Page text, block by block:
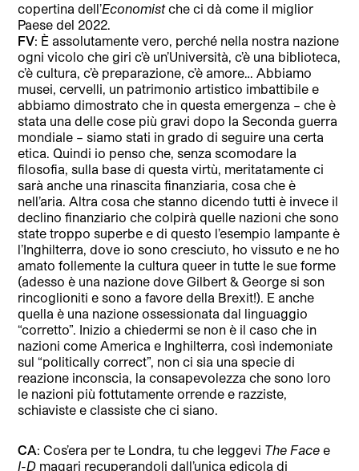
copertina dell’Economistche ci dà come il miglior
Paese del 2022.
FV: È assolutamente vero, perché nella nostra nazione
ogni vicolo che giri c’è un’Università, c’è una biblioteca,
c’è cultura, c’è preparazione, c’è amore… Abbiamo
musei, cervelli, un patrimonio artistico imbattibile e
abbiamo dimostrato che in questa emergenza – che è
stata una delle cose più gravi dopo la Seconda guerra
mondiale – siamo stati in grado di seguire una certa
etica. Quindi io penso che, senza scomodare la
filosofia, sulla base di questa virtù, meritatamente ci
sarà anche una rinascita finanziaria, cosa che è
nell’aria. Altra cosa che stanno dicendo tutti è invece il
declino finanziario che colpirà quelle nazioni che sono
state troppo superbe e di questo l’esempio lampante è
l’Inghilterra, dove io sono cresciuto, ho vissuto e ne ho
amato follemente la cultura queer in tutte le sue forme
(adesso è una nazione dove Gilbert & George si son
rincoglioniti e sono a favore della Brexit!). E anche
quella è una nazione ossessionata dal linguaggio
“corretto”. Inizio a chiedermi se non è il caso che in
nazioni come America e Inghilterra, così indemoniate
sul “politically correct”, non ci sia una specie di
reazione inconscia, la consapevolezza che sono loro
le nazioni più fottutamente orrende e razziste,
schiaviste e classiste che ci siano.
CA: Cos’era per te Londra, tu che leggevi The Face e
I-D magari recuperandoli dall’unica edicola di